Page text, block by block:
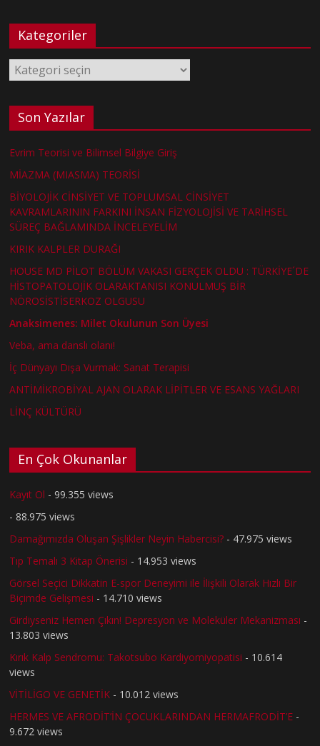
Kategoriler
Kategoriler
Son Yazılar
Evrim Teorisi ve Bilimsel Bilgiye Giriş
MİAZMA (MIASMA) TEORİSİ
BİYOLOJİK CİNSİYET VE TOPLUMSAL CİNSİYET
KAVRAMLARININ FARKINI İNSAN FİZYOLOJİSİ VE TARİHSEL
SÜREÇ BAĞLAMINDA İNCELEYELİM
KIRIK KALPLER DURAĞI
HOUSE MD PİLOT BÖLÜM VAKASI GERÇEK OLDU : TÜRKİYE´DE
HİSTOPATOLOJİK OLARAKTANISI KONULMUŞ BİR
NÖROSİSTİSERKOZ OLGUSU
Anaksimenes: Milet Okulunun Son Üyesi
Veba, ama danslı olanı!
İç Dünyayı Dışa Vurmak: Sanat Terapisi
ANTİMİKROBİYAL AJAN OLARAK LİPİTLER VE ESANS YAĞLARI
LİNÇ KÜLTÜRÜ
En Çok Okunanlar
Kayıt Ol - 99.355 views
- 88.975 views
Damağımızda Oluşan Şişlikler Neyin Habercisi? - 47.975 views
Tıp Temalı 3 Kitap Önerisi - 14.953 views
Görsel Seçici Dikkatin E-spor Deneyimi ile İlişkili Olarak Hızlı Bir
Biçimde Gelişmesi - 14.710 views
Girdiyseniz Hemen Çıkın! Depresyon ve Moleküler Mekanizması -
13.803 views
Kırık Kalp Sendromu: Takotsubo Kardiyomiyopatisi - 10.614
views
VİTİLİGO VE GENETİK - 10.012 views
HERMES VE AFRODİT’İN ÇOCUKLARINDAN HERMAFRODİT’E -
9.672 views